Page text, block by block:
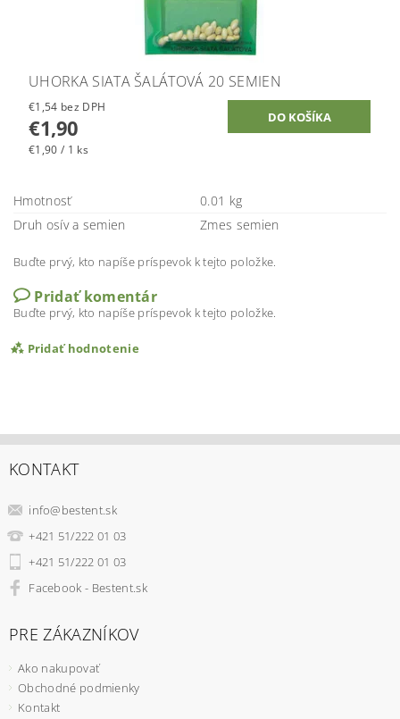
UHORKA SIATA ŠALÁTOVÁ 20 SEMIEN
€1,54 bez DPH
€1,90
€1,90 / 1 ks
Hmotnosť
0.01 kg
Druh osív a semien
Zmes semien
Buďte prvý, kto napíše príspevok k tejto položke.
Pridať komentár
Buďte prvý, kto napíše príspevok k tejto položke.
Pridať hodnotenie
KONTAKT
info@bestent.sk
+421 51/222 01 03
+421 51/222 01 03
Facebook - Bestent.sk
PRE ZÁKAZNÍKOV
Ako nakupovať
Obchodné podmienky
Kontakt